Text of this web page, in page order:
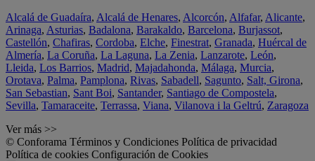
Alcalá de Guadaíra, Alcalá de Henares, Alcorcón, Alfafar, Alicante,
Arinaga, Asturias, Badalona, Barakaldo, Barcelona, Burjassot,
Castellón, Chafiras, Cordoba, Elche, Finestrat, Granada, Huércal de
Almería, La Coruña, La Laguna, La Zenia, Lanzarote, León,
Lleida, Los Barrios, Madrid, Majadahonda, Málaga, Murcia,
Orotava, Palma, Pamplona, Rivas, Sabadell, Sagunto, Salt, Girona,
San Sebastian, Sant Boi, Santander, Santiago de Compostela,
Sevilla, Tamaraceite, Terrassa, Viana, Vilanova i la Geltrú, Zaragoza
Ver más >>
© Conforama Términos y Condiciones Política de privacidad
Política de cookies Configuración de Cookies